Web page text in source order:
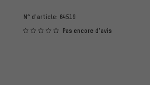
N° d'article: 64519
Pas encore d'avis